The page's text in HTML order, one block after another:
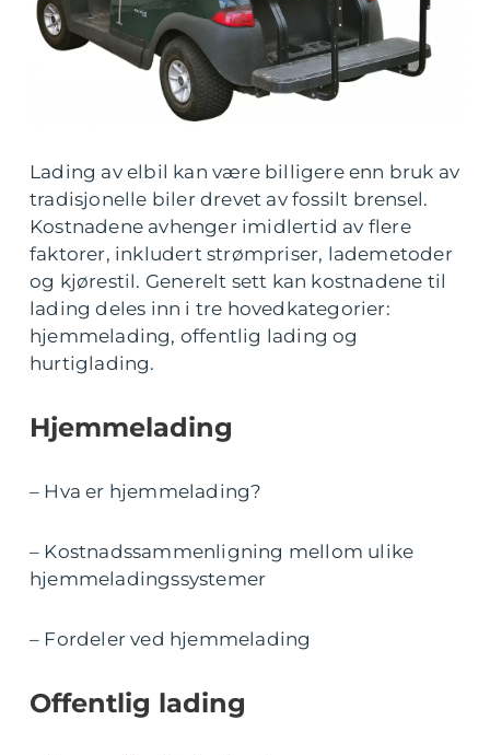
Lading av elbil kan være billigere enn bruk av
tradisjonelle biler drevet av fossilt brensel.
Kostnadene avhenger imidlertid av flere
faktorer, inkludert strømpriser, lademetoder
og kjørestil. Generelt sett kan kostnadene til
lading deles inn i tre hovedkategorier:
hjemmelading, offentlig lading og
hurtiglading.
Hjemmelading
– Hva er hjemmelading?
– Kostnadssammenligning mellom ulike
hjemmeladingssystemer
– Fordeler ved hjemmelading
Offentlig lading